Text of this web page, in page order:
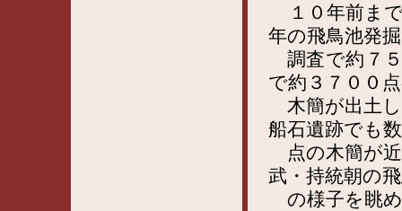
１０年前ま
年の飛鳥池発掘
調査で約７
で約３７００
木簡が出土
船石遺跡でも
点の木簡が
武・持統朝の
の様子を眺